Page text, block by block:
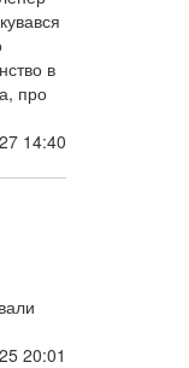
в
про
14:40
20:01